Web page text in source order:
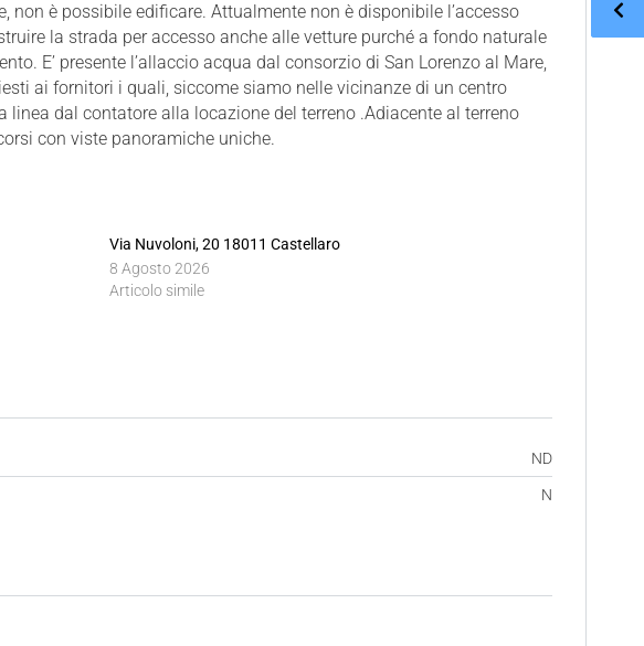
è possibile edificare. Attualmente non è disponibile l’accesso
la strada per accesso anche alle vetture purché a fondo naturale
E’ presente l’allaccio acqua dal consorzio di San Lorenzo al Mare,
ai fornitori i quali, siccome siamo nelle vicinanze di un centro
dal contatore alla locazione del terreno .Adiacente al terreno
con viste panoramiche uniche.
Via Nuvoloni, 20 18011 Castellaro
8 Agosto 2026
Articolo simile
ND
N